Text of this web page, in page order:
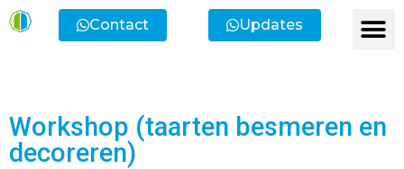
Contact Updates
Workshop (taarten besmeren en
decoreren)